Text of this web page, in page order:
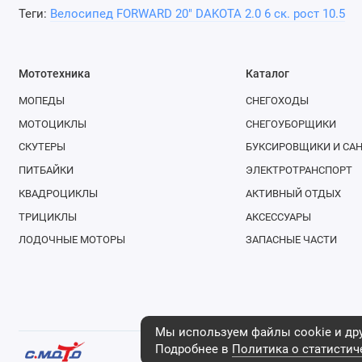
Обода: FWD Double Wall
Седло: FWD MTB Kid
Подседельный штырь: FWD, стальной, 28.6x200 мм
Катафоты: есть
Теги: Велосипед FORWARD 20" DAKOTA 2.0 6 ск. рост 10.5
Мы используем файлы cookie и
Подробнее в Политика о
Мототехника
МОПЕДЫ
МОТОЦИКЛЫ
СКУТЕРЫ
ПИТБАЙКИ
КВАДРОЦИКЛЫ
ТРИЦИКЛЫ
ЛОДОЧНЫЕ МОТОРЫ
Каталог
СНЕГОХОДЫ
СНЕГОУБОРЩИКИ
БУКСИРОВЩИКИ И
ЭЛЕКТРОТРАНСПОРТ
АКТИВНЫЙ ОТДЫХ
АКСЕССУАРЫ
ЗАПАСНЫЕ ЧАСТИ
Интернет-магазин «С.МОТО» 2003 - 2026